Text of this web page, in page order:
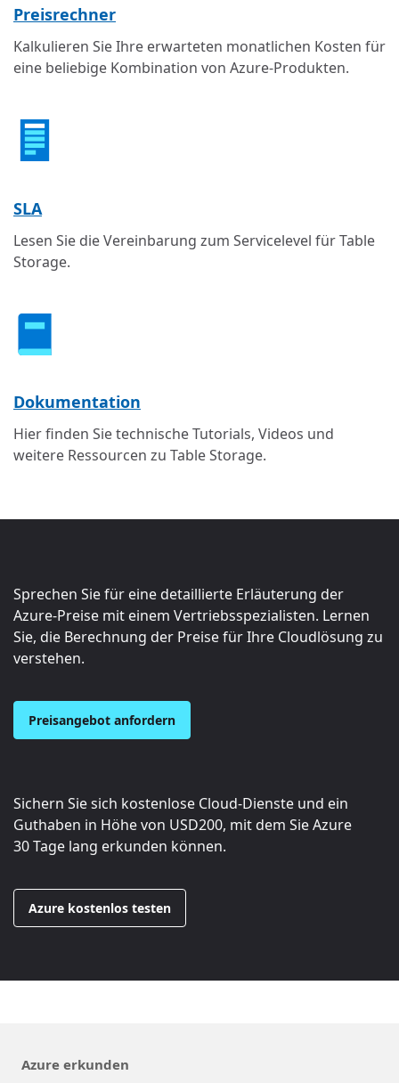
Preisrechner
Kalkulieren Sie Ihre erwarteten monatlichen Kosten für
eine beliebige Kombination von Azure-Produkten.
SLA
Lesen Sie die Vereinbarung zum Servicelevel für Table
Storage.
Dokumentation
Hier finden Sie technische Tutorials, Videos und
weitere Ressourcen zu Table Storage.
Sprechen Sie für eine detaillierte Erläuterung der
Azure-Preise mit einem Vertriebsspezialisten. Lernen
Sie, die Berechnung der Preise für Ihre Cloudlösung zu
verstehen.
Preisangebot anfordern
Sichern Sie sich kostenlose Cloud-Dienste und ein
Guthaben in Höhe von USD200, mit dem Sie Azure
30 Tage lang erkunden können.
Azure kostenlos testen
Azure erkunden